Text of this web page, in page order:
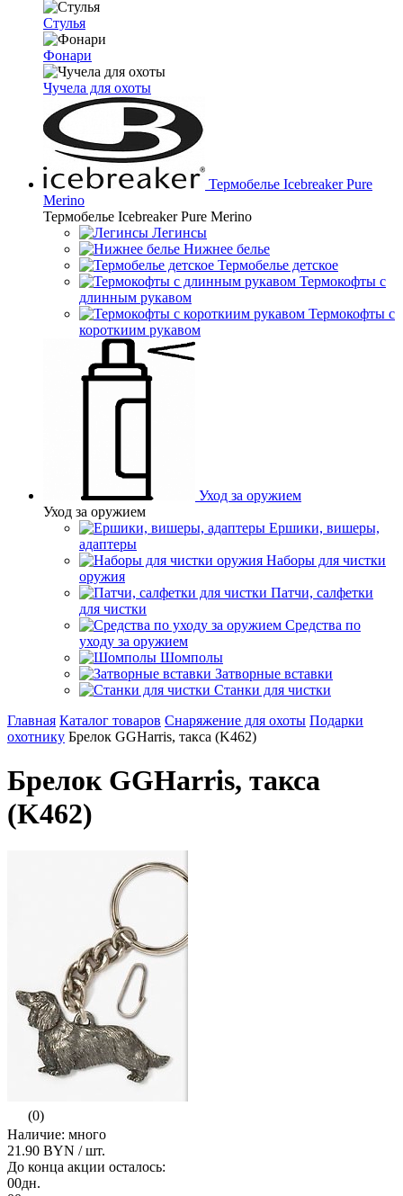
Стулья
Фонари
Чучела для охоты
Термобелье Icebreaker Pure
Merino
Термобелье Icebreaker Pure Merino
Легинсы
Нижнее белье
Термобелье детское
Термокофты с
длинным рукавом
Термокофты с
короткиим рукавом
Уход за оружием
Уход за оружием
Ершики, вишеры,
адаптеры
Наборы для чистки
оружия
Патчи, салфетки
для чистки
Средства по
уходу за оружием
Шомполы
Затворные вставки
Станки для чистки
Главная Каталог товаров Снаряжение для охоты Подарки
охотнику Брелок GGHarris, такса (K462)
Брелок GGHarris, такса
(K462)
(0)
Наличие: много
21.90 BYN / шт.
До конца акции осталось:
00дн.